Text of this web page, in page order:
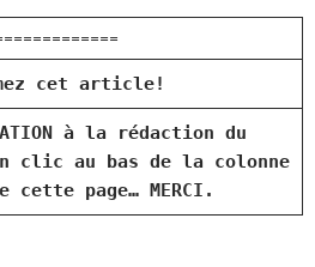
cet article!
à la rédaction du
clic au bas de la colonne
cette page… MERCI.